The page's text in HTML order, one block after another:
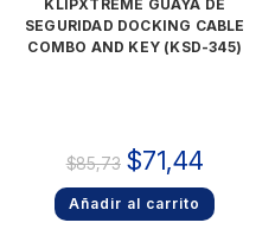
KLIPXTREME GUAYA DE
SEGURIDAD DOCKING CABLE
COMBO AND KEY (KSD-345)
$85,73 $71,44
Añadir al carrito